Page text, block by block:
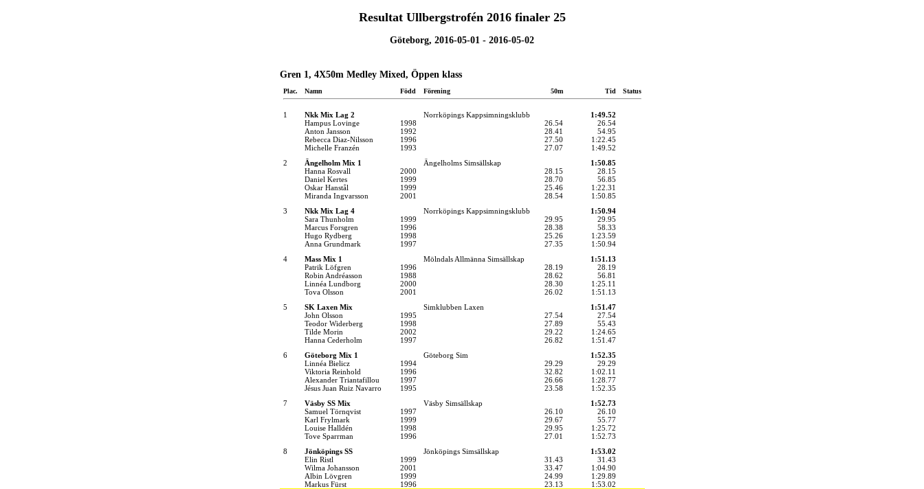
Resultat Ullbergstrofén 2016 finaler 25
Göteborg, 2016-05-01 - 2016-05-02
Gren 1, 4X50m Medley Mixed, Öppen klass
Plac. Namn Född Förening 50m Tid Status
1 Nkk Mix Lag 2 Norrköpings Kappsimningsklubb
1:49.52
Hampus Lovinge
1998 26.54
26.54
Anton Jansson
1992 28.41
54.95
Rebecca Diaz-Nilsson
1996 27.50
1:22.45
Michelle Franzén
1993 27.07
1:49.52
2
Ängelholm Mix 1 Ängelholms Simsällskap
1:50.85
Hanna Rosvall
2000 28.15
28.15
Daniel Kertes
1999 28.70
56.85
Oskar Hanstål
1999 25.46
1:22.31
Miranda Ingvarsson
2001 28.54
1:50.85
3
Nkk Mix Lag 4 Norrköpings Kappsimningsklubb
1:50.94
Sara Thunholm
1999 29.95
29.95
Marcus Forsgren
1996 28.38
58.33
Hugo Rydberg
1998 25.26
1:23.59
Anna Grundmark
1997 27.35
1:50.94
4
Mass Mix 1 Mölndals Allmänna Simsällskap
1:51.13
Patrik Löfgren
1996 28.19
28.19
Robin Andréasson
1988 28.62
56.81
Linnéa Lundborg
2000 28.30
1:25.11
Tova Olsson
2001 26.02
1:51.13
5
SK Laxen Mix Simklubben Laxen
1:51.47
John Olsson
1995 27.54
27.54
Teodor Widerberg
1998 27.89
55.43
Tilde Morin
2002 29.22
1:24.65
Hanna Cederholm
1997 26.82
1:51.47
6
Göteborg Mix 1 Göteborg Sim
1:52.35
Linnéa Bielicz
1994 29.29
29.29
Viktoria Reinhold
1996 32.82
1:02.11
Alexander Triantafillou
1997 26.66
1:28.77
Jésus Juan Ruiz Navarro
1995 23.58
1:52.35
7
Väsby SS Mix Väsby Simsällskap
1:52.73
Samuel Törnqvist
1997 26.10
26.10
Karl Frylmark
1999 29.67
55.77
Louise Halldén
1998 29.95
1:25.72
Tove Sparrman
1996 27.01
1:52.73
8
Jönköpings SS Jönköpings Simsällskap
1:53.02
Elin Ristl
1999 31.43
31.43
Wilma Johansson
2001 33.47
1:04.90
Albin Lövgren
1999 24.99
1:29.89
Markus Fürst
1996 23.13
1:53.02